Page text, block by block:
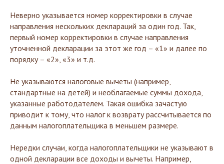
Неверно указывается номер корректировки в случае
направления нескольких деклараций за один год. Так,
первый номер корректировки в случае направления
уточненной декларации за этот же год – «1» и далее по
порядку – «2», «3» и т.д.
Не указываются налоговые вычеты (например,
стандартные на детей) и необлагаемые суммы дохода,
указанные работодателем. Такая ошибка зачастую
приводит к тому, что налог к возврату рассчитывается по
данным налогоплательщика в меньшем размере.
Нередки случаи, когда налогоплательщики не указывают в
одной декларации все доходы и вычеты. Например,